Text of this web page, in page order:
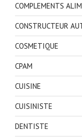
COMPLEMENTS
CONSTRUCTEUR
COSMETIQUE
CPAM
CUISINE
CUISINISTE
DENTISTE